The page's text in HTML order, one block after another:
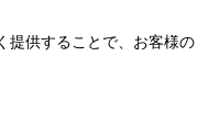
提供することで、お客様の